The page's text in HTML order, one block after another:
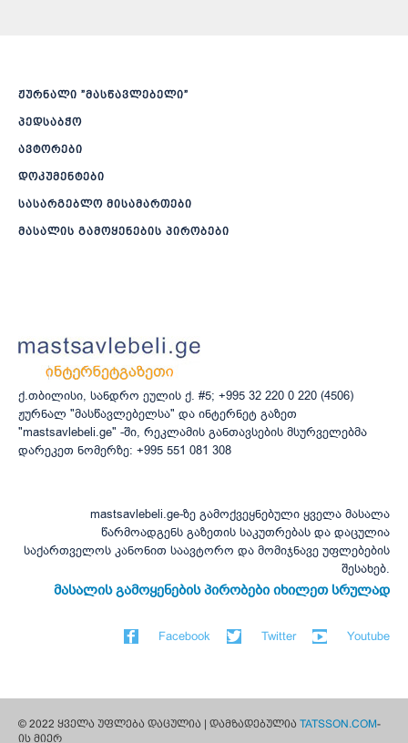
ჟურნალი ”მასწავლებელი”
პედსაბჭო
ავტორები
დოკუმენტები
სასარგებლო მისამართები
მასალის გამოყენების პირობები
ქ.თბილისი, სანდრო ეულის ქ. #5; +995 32 220 0 220 (4506)
ჟურნალ "მასწავლებელსა" და ინტერნეტ გაზეთ
"mastsavlebeli.ge" -ში, რეკლამის განთავსების მსურველებმა
დარეკეთ ნომერზე: +995 551 081 308
mastsavlebeli.ge-ზე გამოქვეყნებული ყველა მასალა
წარმოადგენს გაზეთის საკუთრებას და დაცულია
საქართველოს კანონით საავტორო და მომიჯნავე უფლებების
შესახებ.
მასალის გამოყენების პირობები იხილეთ სრულად
Facebook Twitter Youtube
© 2022 ყველა უფლება დაცულია | დამზადებულია TATSSON.COM-
ის მიერ